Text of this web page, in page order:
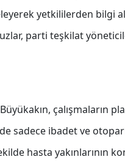
yetkililerden bilgi
parti teşkilat
çalışmaların
ibadet ve
hasta yakınlarının